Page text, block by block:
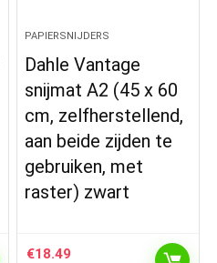
PAPIERSNIJDERS
Dahle Vantage
snijmat A2 (45 x 60
cm, zelfherstellend,
aan beide zijden te
gebruiken, met
raster) zwart
€18.49